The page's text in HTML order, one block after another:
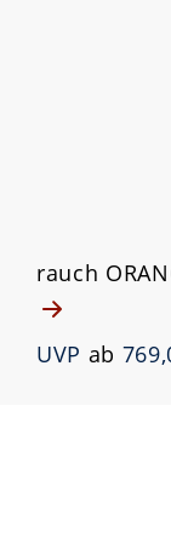
rauch
UVP ab